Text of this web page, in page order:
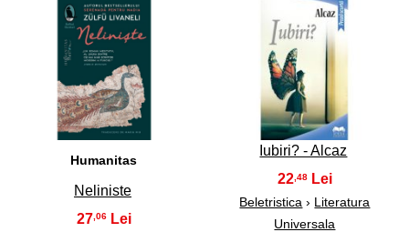
15
Humanitas
Neliniste
27,06
16
Iubiri? - Alcaz
22 ,48
Beletristica › Literatura
Universala